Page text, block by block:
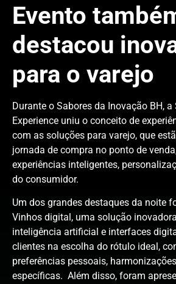
Evento
destacou
para o varejo
Durante o Sabores da Inovação BH, a
Experience uniu o conceito de
com as soluções para varejo, que
jornada de compra no ponto de
experiências inteligentes,
do consumidor.
Um dos grandes destaques da noite
Vinhos digital, uma solução
inteligência artificial e interfaces
clientes na escolha do rótulo ideal,
preferências pessoais,
específicas. Além disso, foram